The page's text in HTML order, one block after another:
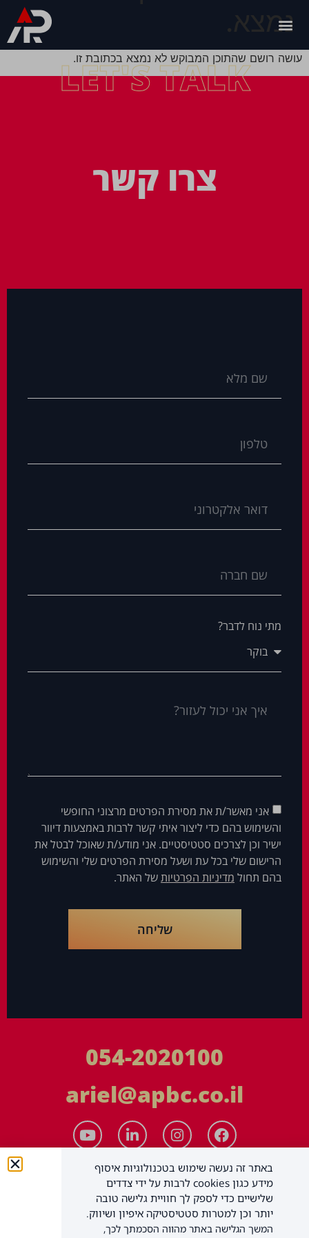
נמצא.
עושה רושם שהתוכן המבוקש לא נמצא בכתובת זו.
LET'S TALK
צרו קשר
מתי נוח לדבר?
אני מאשר/ת את מסירת הפרטים מרצוני החופשי
והשימוש בהם כדי ליצור איתי קשר לרבות באמצעות דיוור
ישיר וכן לצרכים סטטיסטיים. אני מודע/ת שאוכל לבטל את
הרישום שלי בכל עת ושעל מסירת הפרטים שלי והשימוש
בהם תחול מדיניות הפרטיותשל האתר.
שליחה
054-2020100
ariel@apbc.co.il
באתר זה נעשה שימוש בטכנולוגיות איסוף
מידע כגון cookies לרבות על ידי צדדים
שלישיים כדי לספק לך חוויית גלישה טובה
יותר וכן למטרות סטטיסטיקה איפיון ושיווק.
המשך הגלישה באתר מהווה הסכמתך לכך,